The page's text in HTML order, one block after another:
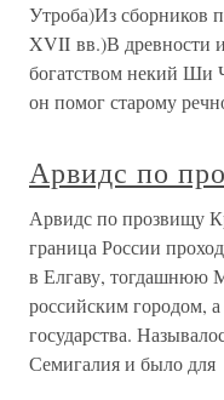
Утроба)Из сборников
XVII вв.)В древности
богатством некий Ши
он помог старому
Арвидс по
Арвидс по прозвищу
граница России
в Елгаву, тогдашнюю
российским городом,
государства.
Семигалия и было для